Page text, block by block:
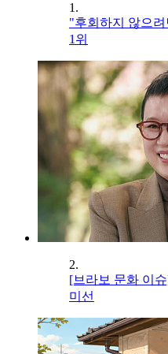
1.
"후회하지 않으
1위
2.
[브라보 문화 이
미선